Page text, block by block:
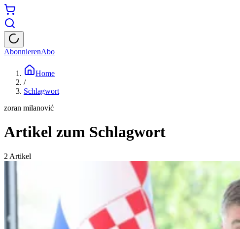
AbonnierenAbo
Home
/
Schlagwort
zoran milanović
Artikel zum Schlagwort
2 Artikel